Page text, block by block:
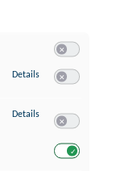
Details zu Speichern von oder
Details zu Verwendung